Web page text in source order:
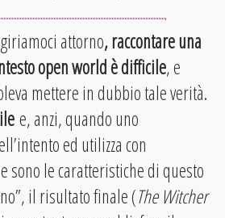
attorno, raccontare una
open world è difficile, e
mettere in dubbio tale verità.
e, anzi, quando uno
ed utilizza con
sono le caratteristiche di questo
il risultato finale (The Witcher